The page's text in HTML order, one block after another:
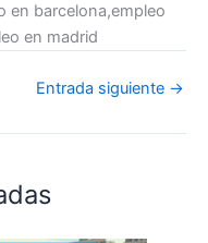
en barcelona,empleo
en madrid
Entrada siguiente →